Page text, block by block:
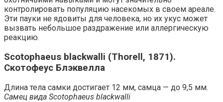
контролировать популяцию насекомых в своем ареале.
Эти пауки не ядовиты для человека, но их укус может
вызвать небольшое раздражение или аллергическую
реакцию.
Scotophaeus blackwalli (Thorell, 1871).
Скотофеус Блэквелла
Длина тела самки достигает 12 мм, самца — до 9,5 мм.
Самец вида Scotophaeus blackwalli